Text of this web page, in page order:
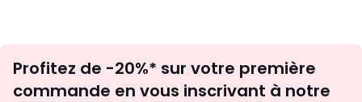
newsletter
Profitez de -20%* sur votre première
commande en vous inscrivant à notre